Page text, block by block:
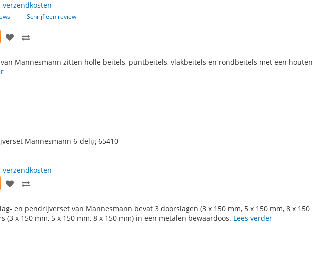
verzendkosten
Schrijf een review
VOEG
Mannesmann zitten holle beitels, puntbeitels, vlakbeitels en rondbeitels met een houten
Mannesmann 6-delig 65410
verzendkosten
VOEG
AANTE
en pendrijverset van Mannesmann bevat 3 doorslagen (3 x 150 mm, 5 x 150 mm, 8 x 150
(3 x 150 mm, 5 x 150 mm, 8 x 150 mm) in een metalen bewaardoos. Lees verder